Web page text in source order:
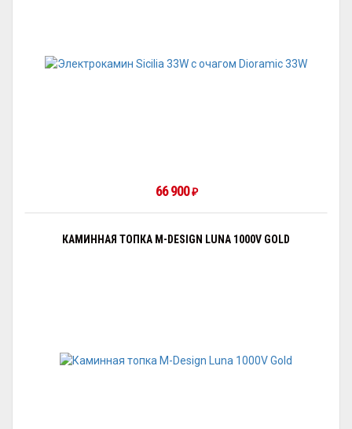
66 900₽
КАМИННАЯ ТОПКА M-DESIGN LUNA 1000V GOLD